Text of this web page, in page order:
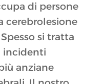
di persone
cerebrolesione
si tratta
incidenti
anziane